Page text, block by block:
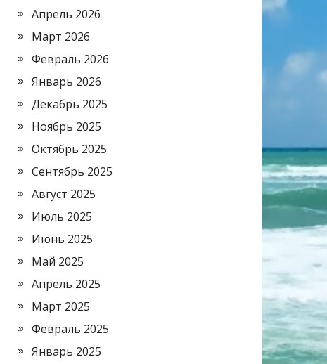
Апрель 2026
Март 2026
Февраль 2026
Январь 2026
Декабрь 2025
Ноябрь 2025
Октябрь 2025
Сентябрь 2025
Август 2025
Июль 2025
Июнь 2025
Май 2025
Апрель 2025
Март 2025
Февраль 2025
Январь 2025